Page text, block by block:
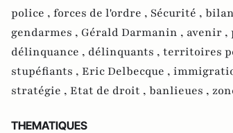
police , forces de l'ordre , Sécurité ,
gendarmes , Gérald Darmanin , avenir ,
délinquance , délinquants , territoires
stupéfiants , Eric Delbecque ,
stratégie , Etat de droit , banlieues ,
THEMATIQUES